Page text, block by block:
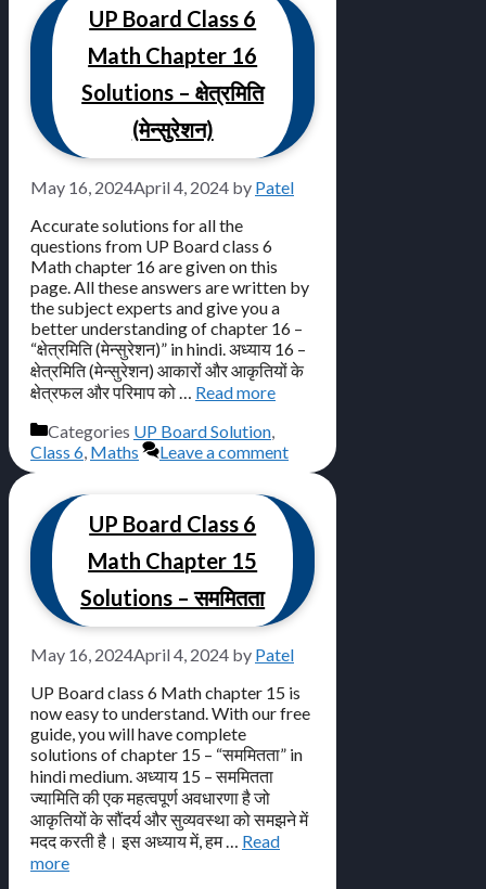
UP Board Class 6
Math Chapter 16
Solutions – क्षेत्रमिति
(मेन्सुरेशन)
May 16, 2024April 4, 2024 by Patel
Accurate solutions for all the
questions from UP Board class 6
Math chapter 16 are given on this
page. All these answers are written by
the subject experts and give you a
better understanding of chapter 16 –
“क्षेत्रमिति (मेन्सुरेशन)” in hindi. अध्याय 16 –
क्षेत्रमिति (मेन्सुरेशन) आकारों और आकृतियों के
क्षेत्रफल और परिमाप को … Read more
Categories UP Board Solution
Class 6 Maths Leave a comment
UP Board Class 6
Math Chapter 15
Solutions – सममितता
May 16, 2024April 4, 2024 by Patel
UP Board class 6 Math chapter 15 is
now easy to understand. With our free
guide, you will have complete
solutions of chapter 15 – “सममितता” in
hindi medium. अध्याय 15 – सममितता
ज्यामिति की एक महत्वपूर्ण अवधारणा है जो
आकृतियों के सौंदर्य और सुव्यवस्था को समझने में
मदद करती है। इस अध्याय में, हम … Read
more